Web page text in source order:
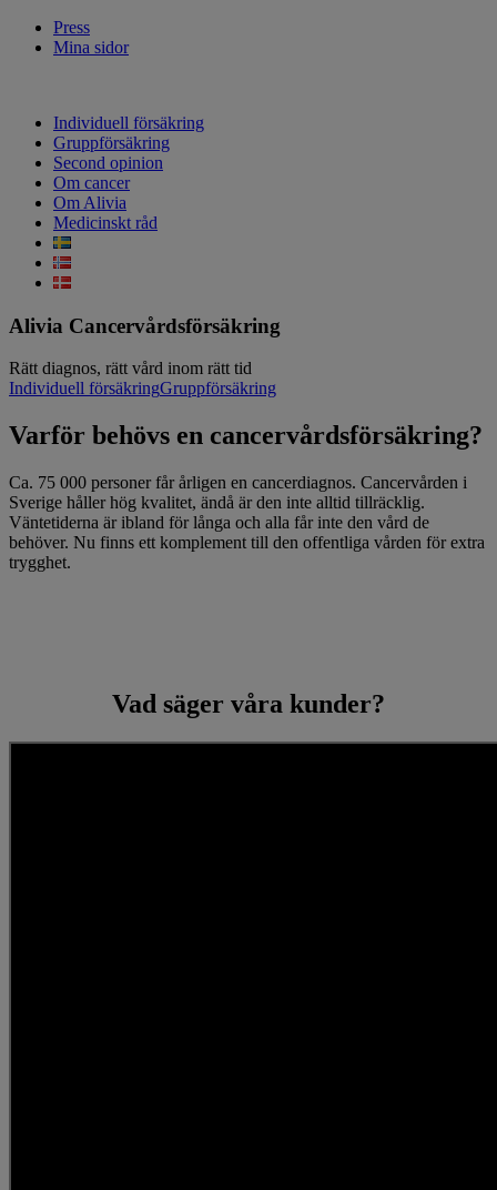
Press
Mina sidor
Individuell försäkring
Gruppförsäkring
Second opinion
Om cancer
Om Alivia
Medicinskt råd
Alivia Cancervårdsförsäkring
Rätt diagnos, rätt vård inom rätt tid
Individuell försäkringGruppförsäkring
Varför behövs en cancervårdsförsäkring?
Ca. 75 000 personer får årligen en cancerdiagnos. Cancervården i
Sverige håller hög kvalitet, ändå är den inte alltid tillräcklig.
Väntetiderna är ibland för långa och alla får inte den vård de
behöver. Nu finns ett komplement till den offentliga vården för extra
trygghet.
Vad säger våra kunder?